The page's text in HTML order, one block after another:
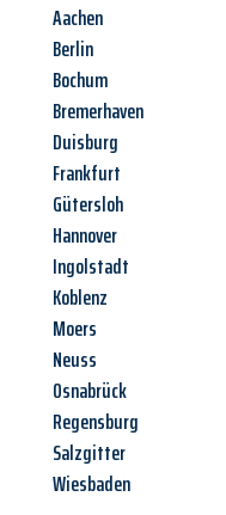
Aachen
Berlin
Bochum
Bremerhaven
Duisburg
Frankfurt
Gütersloh
Hannover
Ingolstadt
Koblenz
Moers
Neuss
Osnabrück
Regensburg
Salzgitter
Wiesbaden